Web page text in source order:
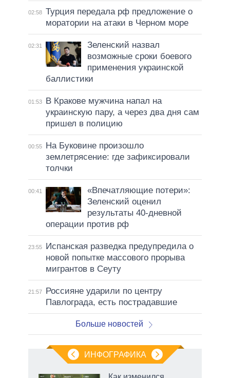
02:58 Турция передала рф предложение о
моратории на атаки в Черном море
02:31
Зеленский назвал
возможные сроки боевого
применения украинской
баллистики
01:53
В Кракове мужчина напал на
украинскую пару, а через два дня сам
пришел в полицию
00:55
На Буковине произошло
землетрясение: где зафиксировали
толчки
00:41
«Впечатляющие потери»:
Зеленский оценил
результаты 40-дневной
операции против рф
23:55
Испанская разведка предупредила о
новой попытке массового прорыва
мигрантов в Сеуту
21:57
Россияне ударили по центру
Павлограда, есть пострадавшие
Больше новостей
ИНФОГРАФИКА